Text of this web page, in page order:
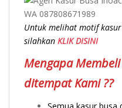
Untuk melihat motif
silahkan KLIK DISINI
Mengapa
ditempat Kami ??